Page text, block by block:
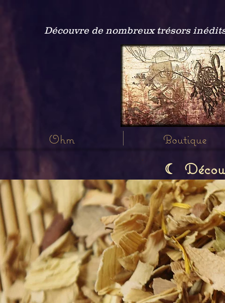
Découvre de nombreux trésors
Ohm Boutique
☾